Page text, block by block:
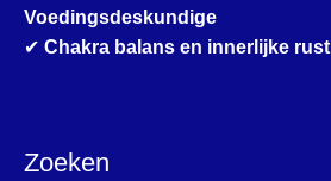
Voedingsdeskundige
✔ Chakra balans en innerlijke rust
Zoeken